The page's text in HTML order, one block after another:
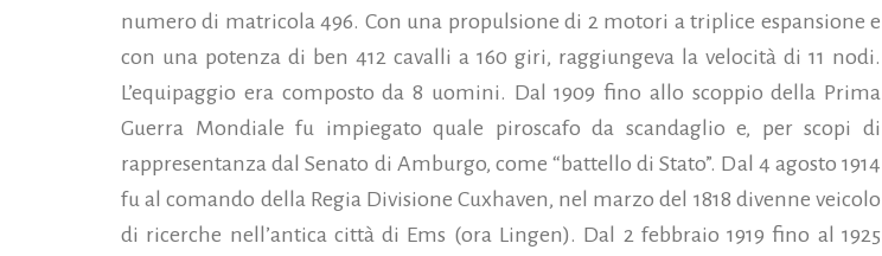
numero di matricola 496. Con una propulsione di 2 motori a triplice espansione e
con una potenza di ben 412 cavalli a 160 giri, raggiungeva la velocità di 11 nodi.
L’equipaggio era composto da 8 uomini. Dal 1909 fino allo scoppio della Prima
Guerra Mondiale fu impiegato quale piroscafo da scandaglio e, per scopi di
rappresentanza dal Senato di Amburgo, come “battello di Stato”. Dal 4 agosto 1914
fu al comando della Regia Divisione Cuxhaven, nel marzo del 1818 divenne veicolo
di ricerche nell’antica città di Ems (ora Lingen). Dal 2 febbraio 1919 fino al 1925